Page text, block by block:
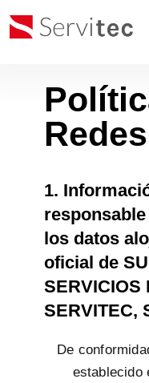
1.
los datos
oficial de
SERVICIOS
SERVITEC,
De
establecido